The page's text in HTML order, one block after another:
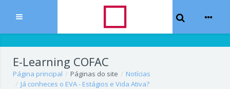
Expandir Toggle
E-Learning COFAC
Página principal Páginas do site
Notícias
Já conheces o EVA - Estágios e Vida Ativa?